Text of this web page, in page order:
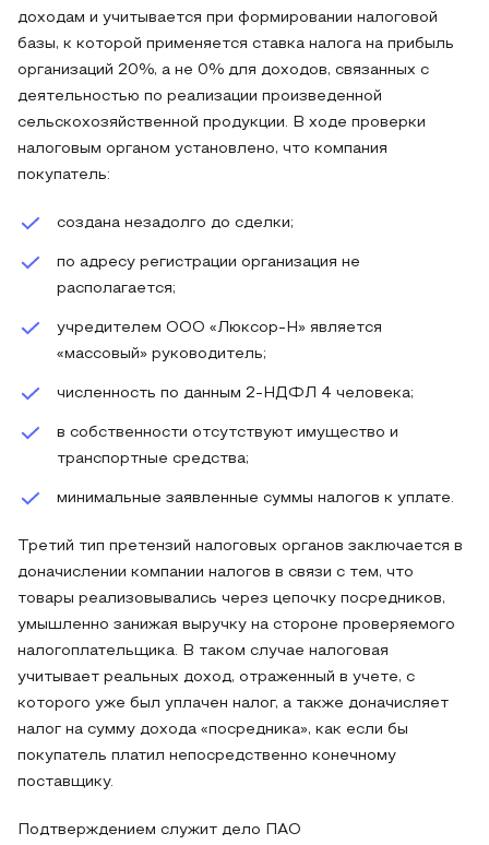
доходам и учитывается при формировании налоговой
базы, к которой применяется ставка налога на прибыль
организаций 20%, а не 0% для доходов, связанных с
деятельностью по реализации произведенной
сельскохозяйственной продукции. В ходе проверки
налоговым органом установлено, что компания
покупатель:
создана незадолго до сделки;
по адресу регистрации организация не
располагается;
учредителем ООО «Люксор-Н» является
«массовый» руководитель;
численность по данным 2-НДФЛ 4 человека;
в собственности отсутствуют имущество и
транспортные средства;
минимальные заявленные суммы налогов к уплате.
Третий тип претензий налоговых органов заключается в
доначислении компании налогов в связи с тем, что
товары реализовывались через цепочку посредников,
умышленно занижая выручку на стороне проверяемого
налогоплательщика. В таком случае налоговая
учитывает реальных доход, отраженный в учете, с
которого уже был уплачен налог, а также доначисляет
налог на сумму дохода «посредника», как если бы
покупатель платил непосредственно конечному
поставщику.
Подтверждением служит дело ПАО